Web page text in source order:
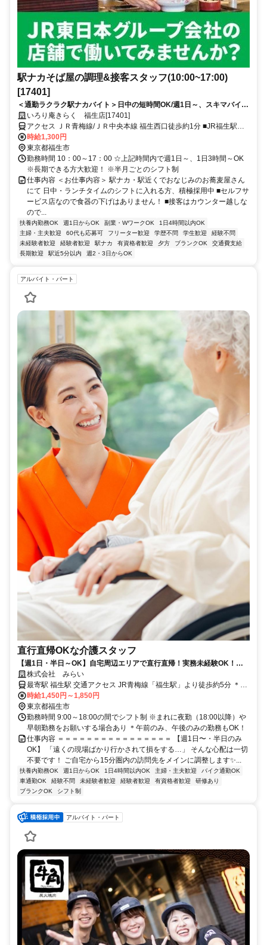
駅ナカそば屋の調理&接客スタッフ(10:00~17:00)
[17401]
＜通勤ラクラク駅ナカバイト＞日中の短時間OK/週1日～、スキマバイ
ト/未経験歓迎/面接時履歴書不要
いろり庵きらく 福生店[17401]
アクセス ＪＲ青梅線/ＪＲ中央本線 福生西口徒歩約1分 ■JR福生駅構
内■福生駅、牛浜駅、熊川駅、拝島駅、羽村駅からも通勤できます
時給1,300円
東京都福生市
勤務時間 10：00～17：00 ☆上記時間内で週1日～、1日3時間～OK
※長期できる方大歓迎！ ※半月ごとのシフト制
仕事内容 ＜お仕事内容＞ 駅ナカ・駅近くでおなじみのお蕎麦屋さん
にて 日中・ランチタイムのシフトに入れる方、積極採用中 ■セルフサ
ービス店なので食器の下げはありません！ ■接客はカウンター越しな
ので...
扶養内勤務OK 週1日からOK 副業・WワークOK
1日4時間以内OK
主婦・主夫歓迎
60代も応募可 フリーター歓迎 学歴不問 学生歓迎
経験不問
未経験者歓迎
経験者歓迎 駅ナカ 有資格者歓迎 夕方 ブランクOK
交通費支給
長期歓迎
駅近5分以内 週2・3日からOK
アルバイト・パート
直行直帰OKな介護スタッフ
【週1日・半日～OK】自宅周辺エリアで直行直帰！実務未経験OK！車
通勤可能です！
株式会社 みらい
最寄駅 福生駅 交通アクセス JR青梅線「福生駅」より徒歩約5分 ＊車
通勤OK！駐車場あり！
時給1,450円～1,850円
東京都福生市
勤務時間 9:00～18:00の間でシフト制 ※まれに夜勤（18:00以降）や
早朝勤務をお願いする場合あり ＊午前のみ、午後のみの勤務もOK！
仕事内容 ＝＝＝＝＝＝＝＝＝＝＝＝＝＝＝＝ 【週1日〜・半日のみ
OK】 「遠くの現場ばかり行かされて損をする…」 そんな心配は一切
不要です！ ご自宅から15分圏内の訪問先をメインに調整します✨...
扶養内勤務OK 週1日からOK 1日4時間以内OK 主婦・主夫歓迎
バイク通勤OK
車通勤OK
経験不問 未経験者歓迎 経験者歓迎 有資格者歓迎
研修あり
ブランクOK
シフト制
アルバイト・パート